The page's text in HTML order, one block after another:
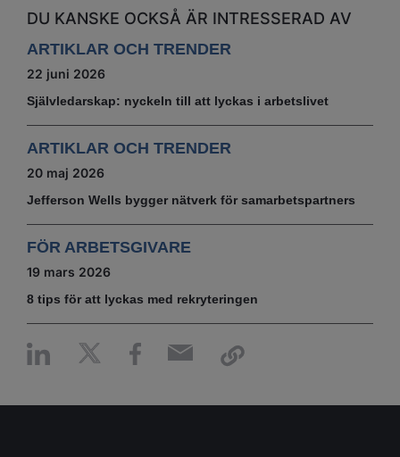
DU KANSKE OCKSÅ ÄR INTRESSERAD AV
ARTIKLAR OCH TRENDER
22 juni 2026
Självledarskap: nyckeln till att lyckas i arbetslivet
ARTIKLAR OCH TRENDER
20 maj 2026
Jefferson Wells bygger nätverk för samarbetspartners
FÖR ARBETSGIVARE
19 mars 2026
8 tips för att lyckas med rekryteringen